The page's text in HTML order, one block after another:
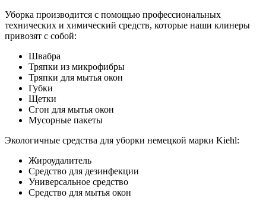
Уборка производится с помощью профессиональных
технических и химический средств, которые наши клинеры
привозят с собой:
Швабра
Тряпки из микрофибры
Тряпки для мытья окон
Губки
Щетки
Сгон для мытья окон
Мусорные пакеты
Экологичные средства для уборки немецкой марки Kiehl:
Жироудалитель
Средство для дезинфекции
Универсальное средство
Средство для мытья окон